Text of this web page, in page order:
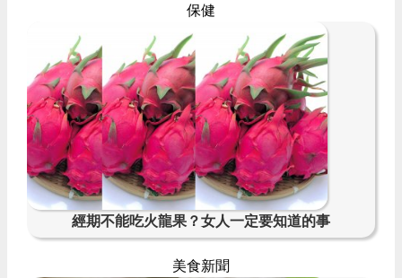
保健
經期不能吃火龍果？女人一定要知道的事
美食新聞